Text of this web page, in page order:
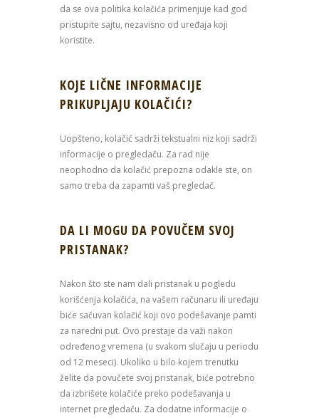
da se ova politika kolačića primenjuje kad god
pristupite sajtu, nezavisno od uređaja koji
koristite.
KOJE LIČNE INFORMACIJE
PRIKUPLJAJU KOLAČIĆI?
Uopšteno, kolačić sadrži tekstualni niz koji sadrži
informacije o pregledaču. Za rad nije
neophodno da kolačić prepozna odakle ste, on
samo treba da zapamti vaš pregledač.
DA LI MOGU DA POVUČEM SVOJ
PRISTANAK?
Nakon što ste nam dali pristanak u pogledu
korišćenja kolačića, na vašem računaru ili uređaju
biće sačuvan kolačić koji ovo podešavanje pamti
za naredni put. Ovo prestaje da važi nakon
određenog vremena (u svakom slučaju u periodu
od 12 meseci). Ukoliko u bilo kojem trenutku
želite da povučete svoj pristanak, biće potrebno
da izbrišete kolačiće preko podešavanja u
internet pregledaču. Za dodatne informacije o